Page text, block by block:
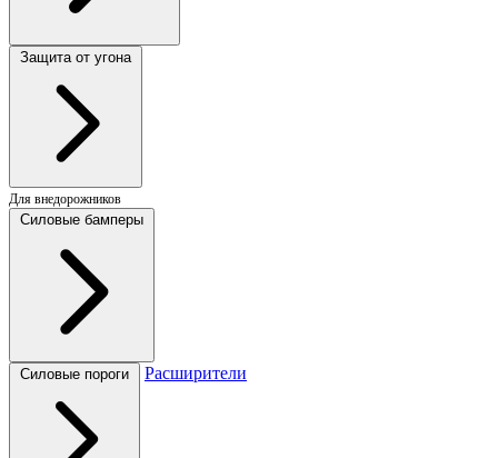
Защита от угона
Для внедорожников
Силовые бамперы
Силовые пороги Расширители